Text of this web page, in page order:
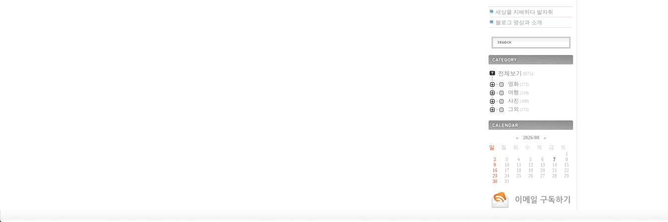
세상을 지배하다 발자취
블로그 영상과 소개
카테고리
전체보기 (875)
영화 (273)
여행 (219)
사진 (109)
그외 (273)
« 2026/08 »
일 월 화 수 목 금 토
1
2
3 4 5 6 7
8
9
10 11 12 13 14
15
16
17 18 19 20 21
22
23
24 25 26 27 28
29
30
31